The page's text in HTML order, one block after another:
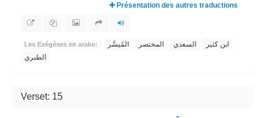
Présentation des autres traductions
Les Exégèses en arabe: المُيسَّر المختصر السعدي
ابن كثير
الطبري
Verset: 15